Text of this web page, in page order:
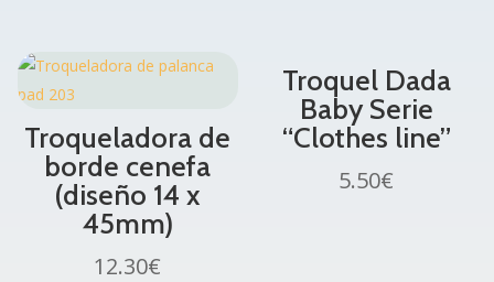
Troqueladora de
borde cenefa
(diseño 14 x
45mm)
12.30€
Troquel Dada
Baby Serie
“Clothes line”
5.50€